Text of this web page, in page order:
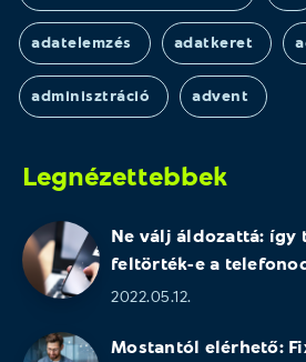
adatelemzés adatkeret
adminisztráció advent
Legnézettebbek
Ne válj áldozattá: így
feltörték-e a
2022.05.12.
Mostantól elérhető: